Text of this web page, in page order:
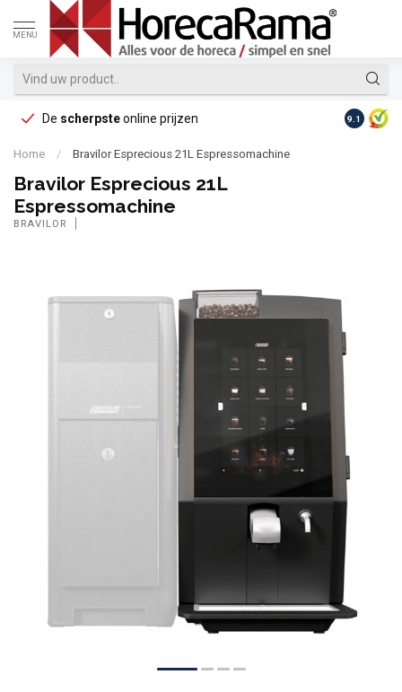
MENU
De scherpsteonline prijzen Op
9.1
Home / Bravilor Esprecious 21L Espressomachine
Bravilor Esprecious 21L
Espressomachine
BRAVILOR